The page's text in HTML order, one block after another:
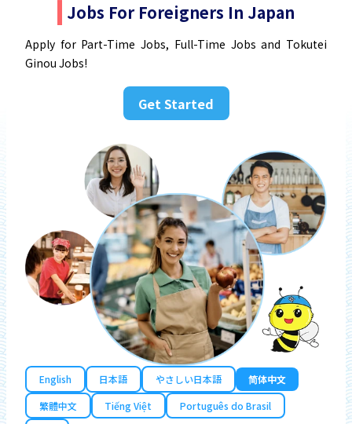
Jobs For Foreigners In Japan
Apply for Part-Time Jobs, Full-Time Jobs and Tokutei
Ginou Jobs!
Get Started
English 日本語 やさしい日本語
简体中文
繁體中文
Tiếng Việt
Português do Brasil